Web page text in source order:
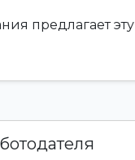
предлагает эту